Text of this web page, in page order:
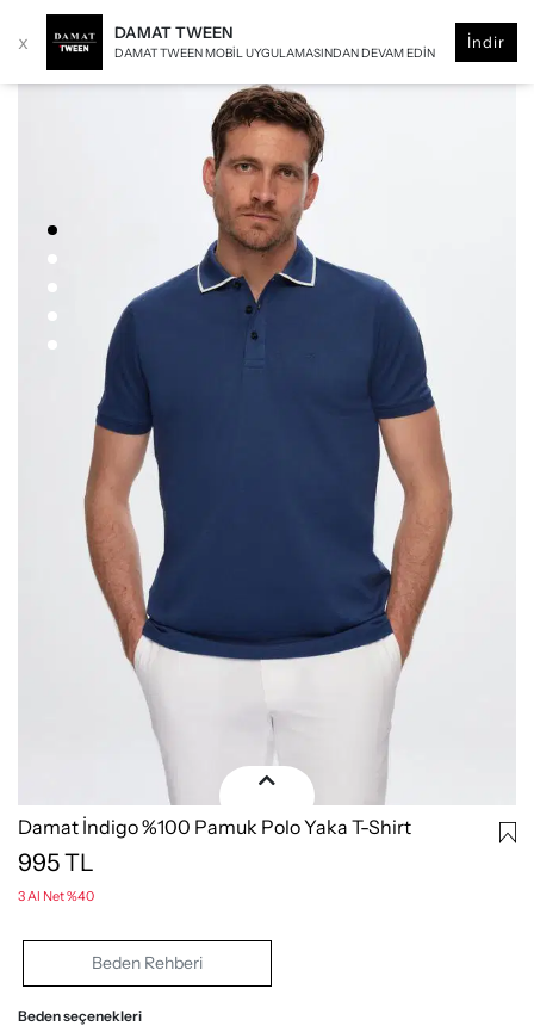
x DAMAT TWEEN
DAMAT TWEEN MOBIL UYGULAMASINDAN DEVAM EDIN
İndir
Damat İndigo %100 Pamuk Polo Yaka T-Shirt
995TL
3 Al Net %40
Beden Rehberi
Beden seçenekleri